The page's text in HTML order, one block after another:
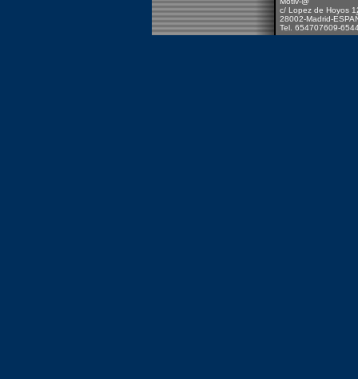
c/ Lopez de Hoyos
28002-Madrid-
Tel.